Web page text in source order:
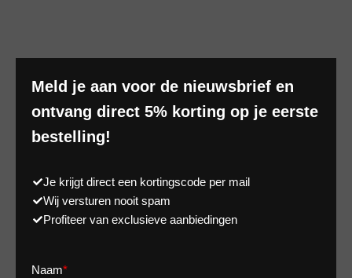
Meld je aan voor de nieuwsbrief en
ontvang direct 5% korting op je eerste
bestelling!
Je krijgt direct een kortingscode per mail
Wij versturen nooit spam
Profiteer van exclusieve aanbiedingen
Naam*